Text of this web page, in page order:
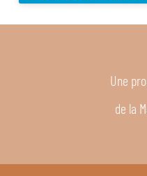
Une
de la